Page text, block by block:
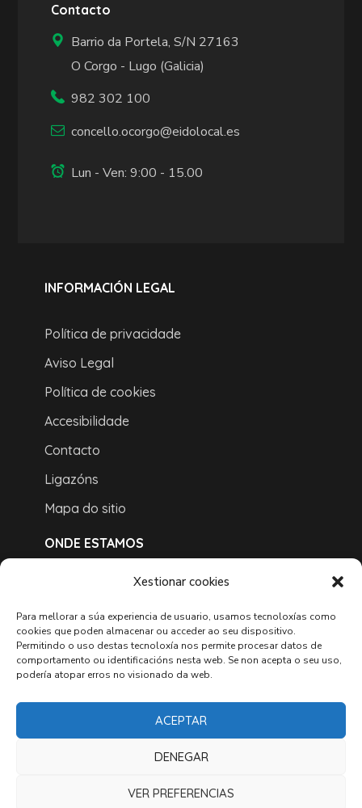
Xestionar cookies
Para mellorar a súa experiencia de usuario, usamos tecnoloxías como
cookies que poden almacenar ou acceder ao seu dispositivo.
Permitindo o uso destas tecnoloxía nos permite procesar datos de
comportamento ou identificacións nesta web. Se non acepta o seu uso,
podería atopar erros no visionado da web.
ACEPTAR
DENEGAR
VER PREFERENCIAS
Contacto
Barrio da Portela, S/N 27163
O Corgo - Lugo (Galicia)
982 302 100
concello.ocorgo@eidolocal.es
Lun - Ven: 9:00 - 15.00
INFORMACIÓN LEGAL
Política de privacidade
Aviso Legal
Política de cookies
Accesibilidade
Contacto
Ligazóns
Mapa do sitio
ONDE ESTAMOS
Copyright © 2022 Concello do Corgo